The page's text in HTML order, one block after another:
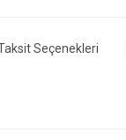
Seçenekleri